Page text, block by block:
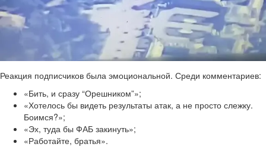
Реакция подписчиков была эмоциональной. Среди комментариев:
«Бить, и сразу “Орешником”»;
«Хотелось бы видеть результаты атак, а не просто слежку.
Боимся?»;
«Эх, туда бы ФАБ закинуть»;
«Работайте, братья».